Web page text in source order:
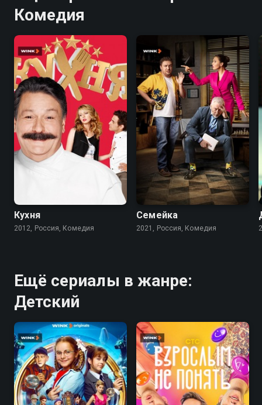
Комедия
Кухня
2012, Россия, Комедия
7.7
Семейка
2021, Россия, Комедия
Ещё сериалы в жанре:
Детский